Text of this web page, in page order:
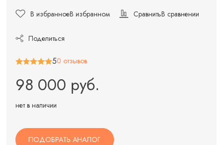
В избранноеВ избранном СравнитьВ сравнении
Поделиться
50 отзывов
98 000 руб.
нет в наличии
ПОДОБРАТЬ АНАЛОГ